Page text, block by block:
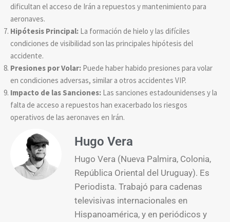
dificultan el acceso de Irán a repuestos y mantenimiento para
aeronaves.
Hipótesis Principal: La formación de hielo y las difíciles
condiciones de visibilidad son las principales hipótesis del
accidente.
Presiones por Volar: Puede haber habido presiones para volar
en condiciones adversas, similar a otros accidentes VIP.
Impacto de las Sanciones: Las sanciones estadounidenses y la
falta de acceso a repuestos han exacerbado los riesgos
operativos de las aeronaves en Irán.
Hugo Vera
Hugo Vera (Nueva Palmira, Colonia,
República Oriental del Uruguay). Es
Periodista. Trabajó para cadenas
televisivas internacionales en
Hispanoamérica, y en periódicos y